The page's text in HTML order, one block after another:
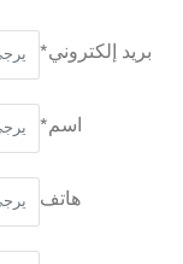
بريد إلكتروني*
اسم*
هاتف